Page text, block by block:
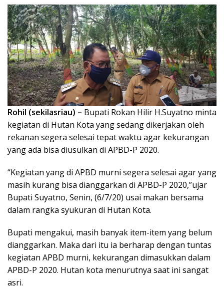
Rohil (sekilasriau) – Bupati Rokan Hilir H.Suyatno minta
kegiatan di Hutan Kota yang sedang dikerjakan oleh
rekanan segera selesai tepat waktu agar kekurangan
yang ada bisa diusulkan di APBD-P 2020.
“Kegiatan yang di APBD murni segera selesai agar yang
masih kurang bisa dianggarkan di APBD-P 2020,”ujar
Bupati Suyatno, Senin, (6/7/20) usai makan bersama
dalam rangka syukuran di Hutan Kota.
Bupati mengakui, masih banyak item-item yang belum
dianggarkan. Maka dari itu ia berharap dengan tuntas
kegiatan APBD murni, kekurangan dimasukkan dalam
APBD-P 2020. Hutan kota menurutnya saat ini sangat
asri.